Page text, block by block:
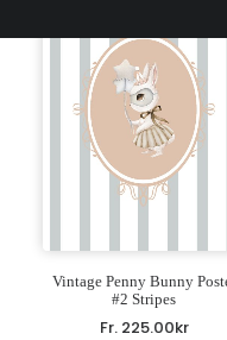
Vintage Penny Bunny
#2 Stripes
Fr. 225.00kr